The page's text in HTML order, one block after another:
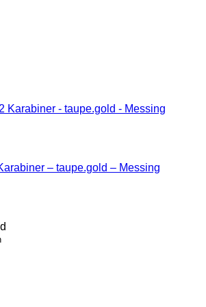
– taupe.gold – Messing
€.